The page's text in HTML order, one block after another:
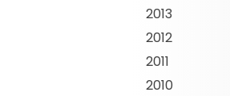
2013
2012
2011
2010